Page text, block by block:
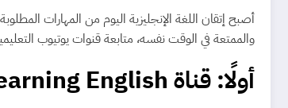
أصبح إتقان اللغة الإنجليزية اليوم من المهارات
والممتعة في الوقت نفسه، متابعة قنوات يوتيوب
أولًا: قناة VOA Learning English